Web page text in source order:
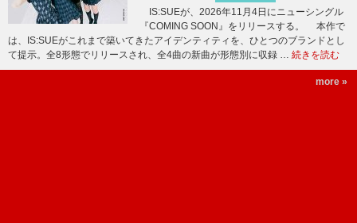
IS:SUEが、2026年11月4日にニューシングル
『COMING SOON』をリリースする。 本作で
は、IS:SUEがこれまで築いてきたアイデンティティを、ひとつのブランドとし
て提示。全8形態でリリースされ、全4曲の新曲が形態別に収録 … 続きを読む
more »